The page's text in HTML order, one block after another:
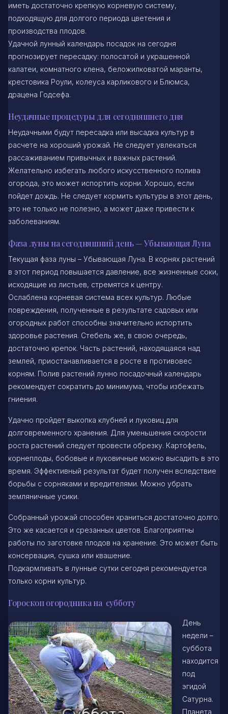
иметь достаточно крепкую корневую систему,
подходящую для долгого периода цветения и
производства плодов.
Удачной лунный календарь посадок на сегодня
прогнозирует пересадку: полосатой и украшенной
калатеи, комнатного клена, беложилковатой маранты,
крестовика Роули, колеуса карликового и Блюмса,
драцена Годсефа.
Неудачные процедуры для сегодняшнего дня
Неудачными будут пересадка или высадка культур в
расчете на хороший урожай. Не следует увлекаться
рассаживанием привычных и важных растений.
Желательно избегать любого искусственного полива
огорода, это может испортить корни. Хорошо, если
пойдет дождь. Не следует кормить культуры в этот день,
это не только не полезно, а может даже привести к
заболеваниям.
Фаза луны на сегодняшний день — Убывающая Луна
Текущая фаза луны – Убывающая Луна. В корнях растений
в этот период повышается давление, все жизненные соки,
исходящие из листьев, стремятся к центру.
Ослаблена корневая система всех культур. Любые
повреждения, полученные в результате садовых или
огородных работ способны значительно испортить
здоровье растения. Стебель же, в свою очередь,
достаточно крепок. Часть растений, находящаяся над
землей, приостанавливается в росте в противовес
корням. Полив растений лунно посадочный календарь
рекомендует сократить до минимума, чтобы избежать
гниения.
Удачно пройдет выкопка клубней и луковиц для
долговременного хранения. Для уменьшения скорости
роста растений следует провести обрезку. Картофель,
корнеплоды, бобовые и луковичные можно высадить в это
время. Эффективный результат будет получен вследствие
борьбы с сорняками и вредителями. Можно убрать
земляничные усики.
Собранный урожай способен храниться достаточно долго.
Это же касается и срезанных цветов. Благоприятны
работы по заготовке плодов на хранение. Это может быть
консервация, сушка или квашение.
Подкармливать в лунные сутки сегодня рекомендуется
только корни культур.
Гороскоп огородника на субботу
День
недели –
суббота
находится
под
эгидой
Сатурна.
Планета